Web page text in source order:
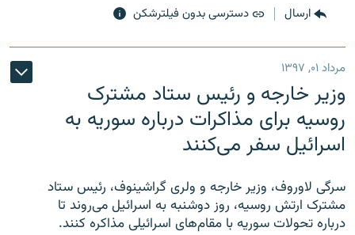
ارسال دسترسی بدون فیلترشکن
مرداد ۰۱, ۱۳۹۷
وزیر خارجه و رئیس‌ ستاد مشترک
روسیه برای مذاکرات درباره سوریه به
اسرائیل سفر می‌کنند
سرگی لاوروف، وزیر خارجه و ولری گراشینوف، رئیس ستاد
مشترک ارتش روسیه، روز دوشنبه به اسرائیل می‌روند تا
درباره تحولات سوریه با مقام‌های اسرائیلی مذاکره کنند.